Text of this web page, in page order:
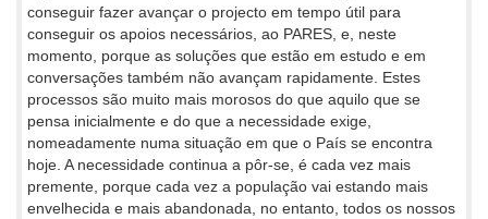
conseguir fazer avançar o projecto em tempo útil para
conseguir os apoios necessários, ao PARES, e, neste
momento, porque as soluções que estão em estudo e em
conversações também não avançam rapidamente. Estes
processos são muito mais morosos do que aquilo que se
pensa inicialmente e do que a necessidade exige,
nomeadamente numa situação em que o País se encontra
hoje. A necessidade continua a pôr-se, é cada vez mais
premente, porque cada vez a população vai estando mais
envelhecida e mais abandonada, no entanto, todos os nossos